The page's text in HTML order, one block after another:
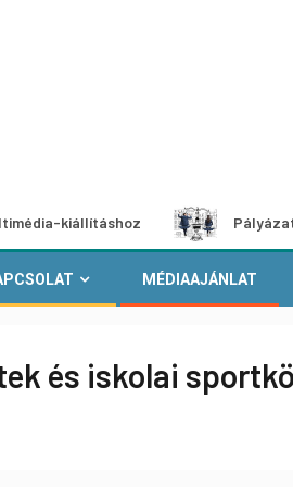
Pályázat a
MÉDIAAJÁNLAT
és iskolai